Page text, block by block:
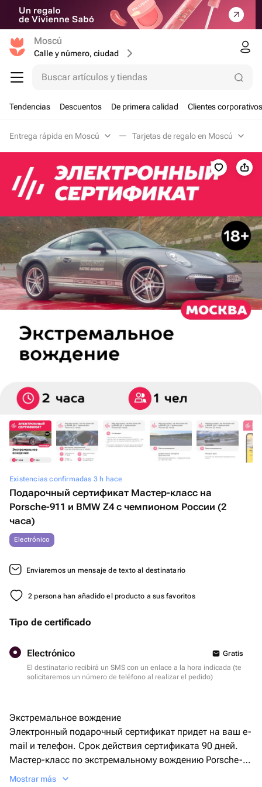
Moscú
Calle y número, ciudad
Buscar artículos y tiendas
Tendencias Descuentos De primera calidad Clientes corporativos
Entrega rápida en Moscú Tarjetas de regalo en Moscú
Existencias confirmadas 3 h hace
Подарочный сертификат Мастер-класс на
Porsche-911 и BMW Z4 с чемпионом России (2
часа)
Electrónico
Enviaremos un mensaje de texto al destinatario
2 persona han añadido el producto a sus favoritos
Tipo de certificado
Electrónico
Gratis
El destinatario recibirá un SMS con un enlace a la hora indicada (te
solicitaremos un número de teléfono al realizar el pedido)
Экстремальное вождение
Электронный подарочный сертификат придет на ваш e-
mail и телефон. Срок действия сертификата 90 дней.
Мастер-класс по экстремальному вождению Porsche-
911 и BMW Z4 E86 в Москве.
Mostrar más